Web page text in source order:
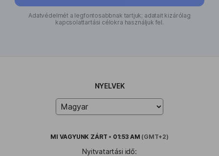
Adatvédelmét a legfontosabbnak tartjuk; adatait kizárólag
kapcsolattartási célokra használjuk fel.
NYELVEK
MI VAGYUNK ZÁRT • 01:53 AM (GMT+2)
Nyitvatartási idő: